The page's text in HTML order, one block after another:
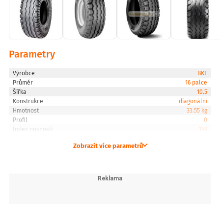
Parametry
Výrobce
BKT
Průměr
16 palce
Šířka
10.5
Konstrukce
diagonální
Hmotnost
33.55 kg
Profil
0
Index nosnosti
149
Zobrazit více parametrů